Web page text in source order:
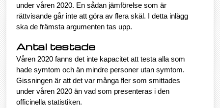
under våren 2020. En sådan jämförelse som är
rättvisande går inte att göra av flera skäl. I detta inlägg
ska de främsta argumenten tas upp.
Antal testade
Våren 2020 fanns det inte kapacitet att testa alla som
hade symtom och än mindre personer utan symtom.
Gissningen är att det var många fler som smittades
under våren 2020 än vad som presenteras i den
officinella statistiken.